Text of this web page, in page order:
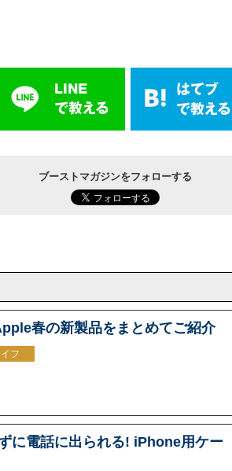
ブーストマガジンをフォローする
春の新製品をまとめてご紹介
フ
に電話に出られる! iPhone用ケー